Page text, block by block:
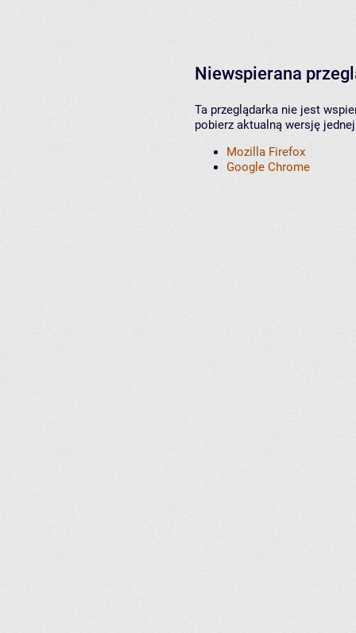
Niewspierana
Ta przeglądarka nie jest
pobierz aktualną wersję
Mozilla Firefox
Google Chrome